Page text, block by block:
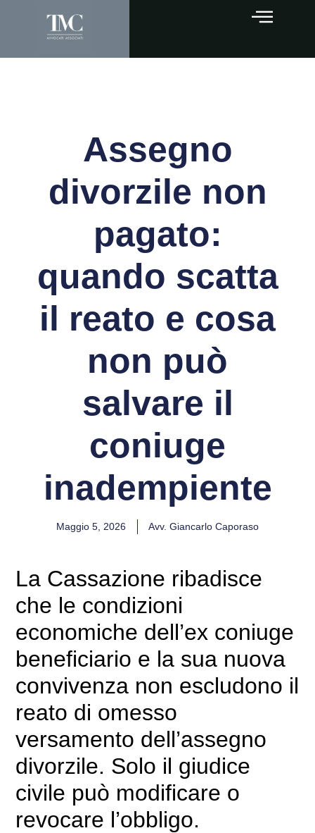
Assegno
divorzile non
pagato:
quando scatta
il reato e cosa
non può
salvare il
coniuge
inadempiente
Maggio 5, 2026 Avv. Giancarlo Caporaso
La Cassazione ribadisce
che le condizioni
economiche dell’ex coniuge
beneficiario e la sua nuova
convivenza non escludono il
reato di omesso
versamento dell’assegno
divorzile. Solo il giudice
civile può modificare o
revocare l’obbligo.